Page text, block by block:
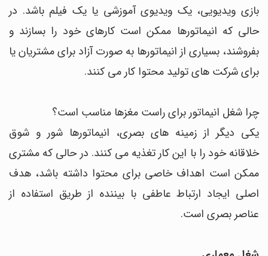
بازی ویدیویی، یک ویدیوی آموزشی یا یک فیلم باشد. در
حالی که انیماتورها ممکن است کارهای خود را بسازند و
بفروشند، بسیاری از انیماتورها به صورت آزاد برای مشتریان یا
برای شرکت های تولید محتوا کار می کنند.
چرا شغل انیماتور برای راست مغزها مناسب است؟
یکی دیگر از زمینه های بصری، انیماتورها شور و شوق
خلاقانه خود را با این کار تغذیه می کنند. در حالی که مشتری
ممکن است اهداف خاصی برای محتوا داشته باشد، هدف
اصلی ایجاد ارتباط عاطفی با بیننده از طریق استفاده از
عناصر بصری است.